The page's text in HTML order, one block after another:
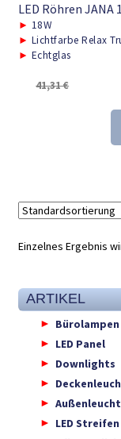
LED Röhren JANA
► 18W
► Lichtfarbe Relax
► Echtglas
41,31€
Einzelnes Ergebnis
ARTIKEL
Bürolampen
LED Panel
Downlights
LED Streifen